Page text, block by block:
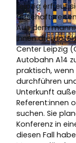
© Längengrad 9 GmbH | KI-
Leipzig erfreut
Aus dem
Ihnen drei
Center Leipzig
Autobahn A14
praktisch, wenn
durchführen
Unterkunft
Referent:innen
suchen. Sie
Konferenz in
diesen Fall